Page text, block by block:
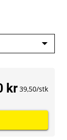
kr 39,50/stk